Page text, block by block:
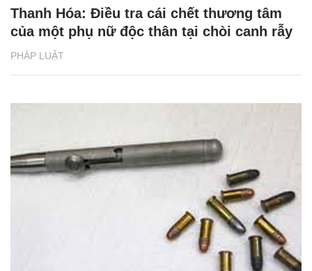
PHÁP LUẬT
Thanh Hóa: Điều tra cái chết thương tâm
của một phụ nữ độc thân tại chòi canh rẫy